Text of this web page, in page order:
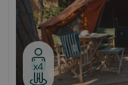
x4